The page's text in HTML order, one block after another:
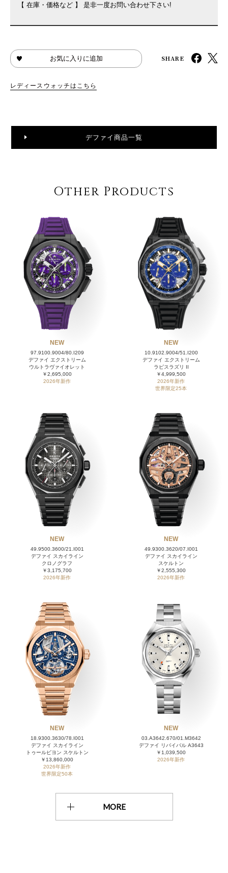
【 在庫・価格など 】 是非一度お問い合わせ下さい!
お気に入りに追加 SHARE
レディースウォッチはこちら
デファイ商品一覧
Other Products
NEW
97.9100.9004/80.I209
デファイ エクストリーム
ウルトラヴァイオレット
￥2,695,000
2026年新作
NEW
10.9102.9004/51.I200
デファイ エクストリーム
ラピスラズリ II
￥4,999,500
2026年新作
世界限定25本
NEW
49.9500.3600/21.I001
デファイ スカイライン
クロノグラフ
￥3,175,700
2026年新作
NEW
49.9300.3620/07.I001
デファイ スカイライン
スケルトン
￥2,555,300
2026年新作
NEW
18.9300.3630/78.I001
デファイ スカイライン
トゥールビヨン スケルトン
￥13,860,000
2026年新作
世界限定50本
NEW
03.A3642.670/01.M3642
デファイ リバイバル A3643
￥1,039,500
2026年新作
MORE